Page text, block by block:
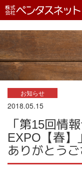
-->
お知らせ
2018.05.15
「第15回情
EXPO【春
ありがとう